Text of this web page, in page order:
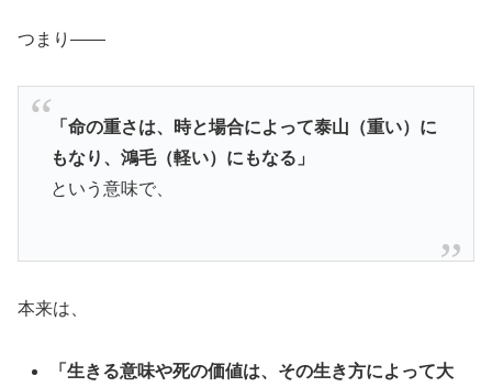
つまり――
「命の重さは、時と場合によって泰山（重い）に
もなり、鴻毛（軽い）にもなる」
という意味で、
本来は、
「生きる意味や死の価値は、その生き方によって大